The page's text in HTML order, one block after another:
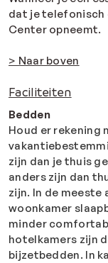
dat je
Center opneemt.
> Naar boven
Faciliteiten
Bedden
Houd er rekening
zijn dan je thuis
anders zijn dan
zijn. In de meeste
woonkamer
minder
hotelkamers zijn
bijzetbedden. In